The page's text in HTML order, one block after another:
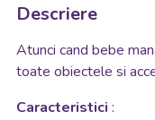
Descriere
Atunci cand bebe
toate obiectele si
Caracteristici :